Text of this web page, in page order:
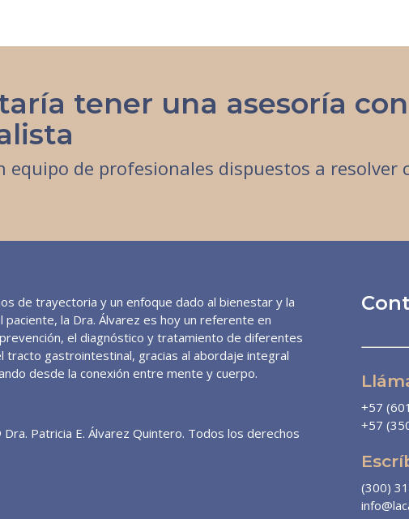
tener una asesoría
equipo de profesionales dispuestos a resolver
de trayectoria y un enfoque dado al bienestar y la
paciente, la Dra. Álvarez es hoy un referente en
el diagnóstico y tratamiento de diferentes
tracto gastrointestinal, gracias al abordaje integral
desde la conexión entre mente y cuerpo.
Patricia E. Álvarez Quintero. Todos los derechos
+57
+57
(300)